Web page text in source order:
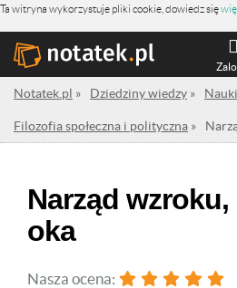
Ta witryna wykorzystuje pliki cookie, dowiedz się
Notatek.pl » Dziedziny wiedzy »
Filozofia społeczna i polityczna »
Narząd
oka
Nasza ocena: